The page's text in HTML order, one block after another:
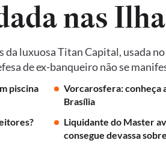
nas
luxuosa Titan Capital, usada
de ex-banqueiro não se
piscina
Vorcarosfera: conheça
Brasília
Liquidante do Master
consegue devassa